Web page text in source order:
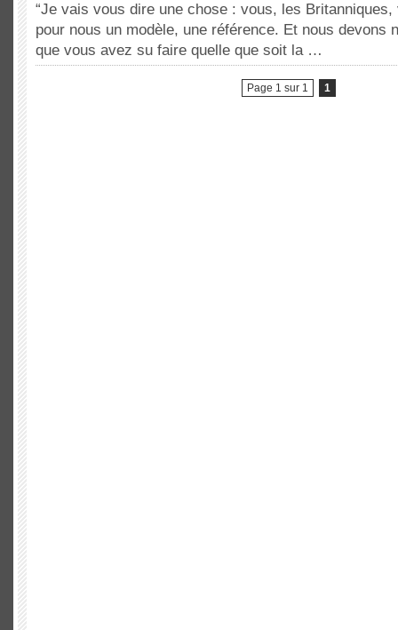
“Je vais vous dire une chose : vous, les
pour nous un modèle, une référence. Et nous devons
que vous avez su faire quelle que soit la …
Page 1 sur 1 1